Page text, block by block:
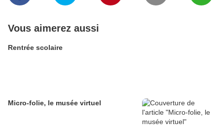
Vous aimerez aussi
Rentrée scolaire
Micro-folie, le musée virtuel